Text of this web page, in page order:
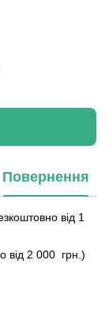
Повернення
від 1
від 2 000 грн.)